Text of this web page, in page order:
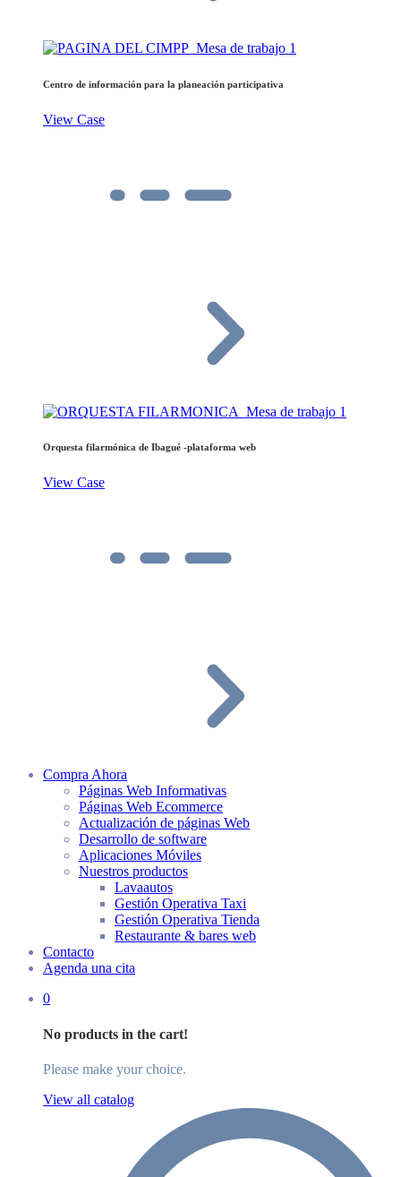
Centro de información para la planeación participativa
View Case
Orquesta filarmónica de Ibagué -plataforma web
View Case
Compra Ahora
Páginas Web Informativas
Páginas Web Ecommerce
Actualización de páginas Web
Desarrollo de software
Aplicaciones Móviles
Nuestros productos
Lavaautos
Gestión Operativa Taxi
Gestión Operativa Tienda
Restaurante & bares web
Contacto
Agenda una cita
0
No products in the cart!
Please make your choice.
View all catalog